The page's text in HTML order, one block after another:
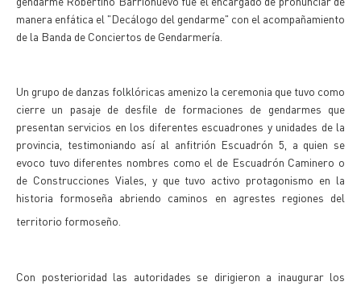
manera enfática el "Decálogo del gendarme" con el acompañamiento
de la Banda de Conciertos de Gendarmería.
Un grupo de danzas folklóricas amenizo la ceremonia que tuvo como
cierre un pasaje de desfile de formaciones de gendarmes que
presentan servicios en los diferentes escuadrones y unidades de la
provincia, testimoniando así al anfitrión Escuadrón 5, a quien se
evoco tuvo diferentes nombres como el de Escuadrón Caminero o
de Construcciones Viales, y que tuvo activo protagonismo en la
historia formoseña abriendo caminos en agrestes regiones del
territorio formoseño.
Con posterioridad las autoridades se dirigieron a inaugurar los